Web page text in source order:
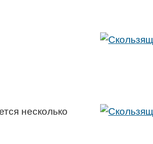
несколько